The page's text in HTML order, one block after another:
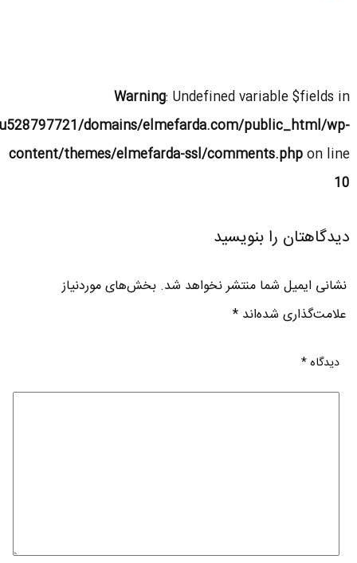
Warning: Undefined variable $fields in
domains/elmefarda.com/public_html/wp-
content/themes/elmefarda-ssl/comments.phpon line
10
دیدگاهتان را بنویسید
نشانی ایمیل شما منتشر نخواهد شد. بخش‌های موردنیاز
علامت‌گذاری شده‌اند*
دیدگاه*